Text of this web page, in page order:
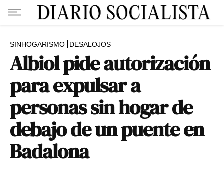
SINHOGARISMO DESALOJOS
Albiol pide autorización
para expulsar a
personas sin hogar de
debajo de un puente en
Badalona